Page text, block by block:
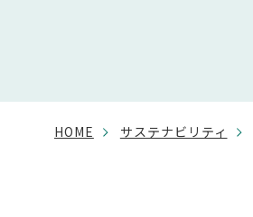
HOME サステナビリティ